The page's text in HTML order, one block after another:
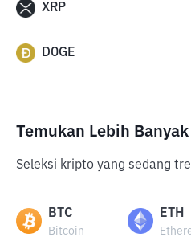
XRP
DOGE
Temukan Lebih
Seleksi kripto yang sedang
BTC
Bitcoin
ETH